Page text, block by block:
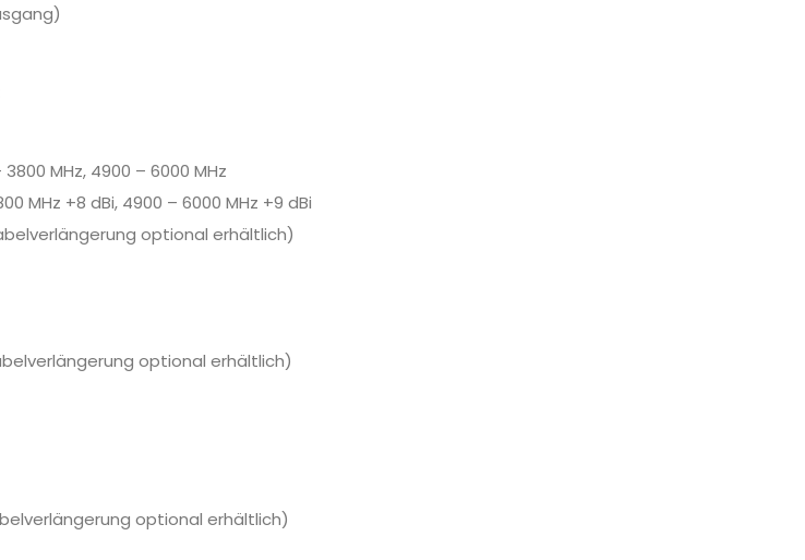
3800 MHz, 4900 – 6000 MHz
MHz +8 dBi, 4900 – 6000 MHz +9 dBi
optional erhältlich)
optional erhältlich)
optional erhältlich)